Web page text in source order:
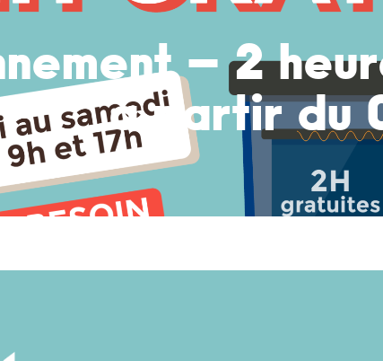
– 2
à partir du